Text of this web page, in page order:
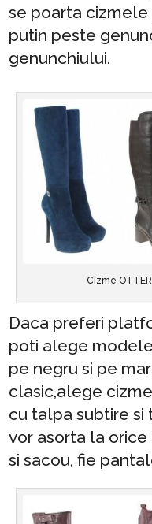
se poarta cizmele
putin peste
genunchiului.
Cizme
Daca preferi
poti alege
pe negru si pe
clasic,alege
cu talpa subtire si
vor asorta la
si sacou, fie